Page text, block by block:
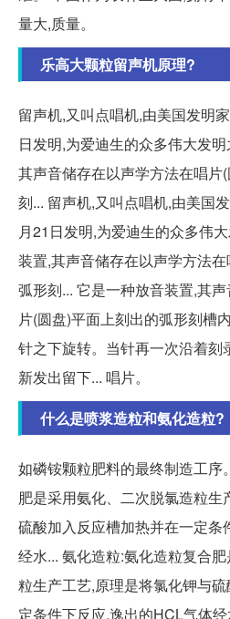
量大,质量。
乐高大颗粒留声机原理?
留声机,又叫点唱机,由美国发明
日发明,为爱迪生的众多伟大发
其声音储存在以声学方法在唱片
刻... 留声机,又叫点唱机,由美国
月21日发明,为爱迪生的众多伟
装置,其声音储存在以声学方法
弧形刻... 它是一种放音装置,其
片(圆盘)平面上刻出的弧形刻槽
针之下旋转。当针再一次沿着刻
新发出留下... 唱片。
什么是喷浆造粒和氨化造粒?
如磷铵颗粒肥料的最终制造工序
肥是采用氨化、二次脱氯造粒
硫酸加入反应槽加热并在一定
经水... 氨化造粒:氨化造粒复合
粒生产工艺,原理是将氯化钾与
定条件下反应,逸出的HCL气体